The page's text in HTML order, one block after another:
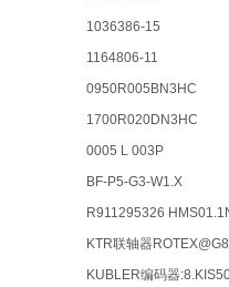
1036386-15
1164806-11
0950R005BN3HC
1700R020DN3HC
0005 L 003P
BF-P5-G3-W1.X
R911295326
KTR联轴器
KUBLER编码器